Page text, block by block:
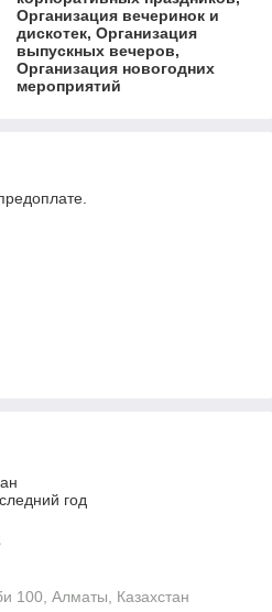
Организация вечеринок и
дискотек, Организация
выпускных вечеров,
Организация новогодних
мероприятий
год
100, Алматы, Казахстан